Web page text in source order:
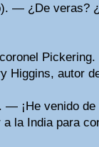
— ¿De veras?
Higgins, autor
— ¡He venido
la India para